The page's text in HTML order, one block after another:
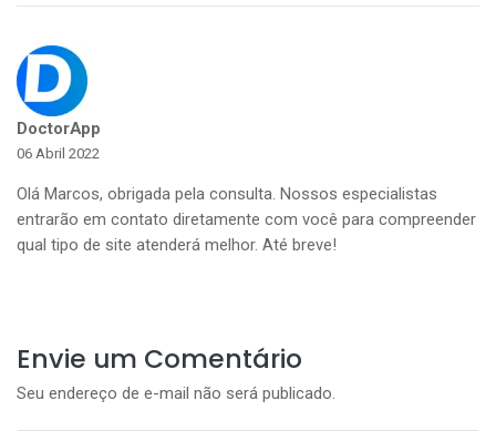
DoctorApp
06 Abril 2022
Olá Marcos, obrigada pela consulta. Nossos especialistas
entrarão em contato diretamente com você para compreender
qual tipo de site atenderá melhor. Até breve!
Envie um Comentário
Seu endereço de e-mail não será publicado.